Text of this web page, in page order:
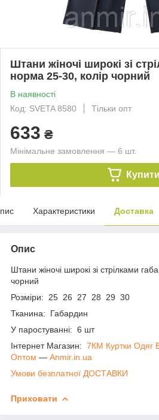
Штани жіночі широкі зі
норма 25-30, колір чорний
В наявності
Код: SVETA 8580
Тільки опт
633 ₴
Мінімальне замовлення — 6 шт.
Купити
Характеристики Доставка
Опис
Штани жіночі широкі зі стрілками
чорний
Розміри: 25 26 27 28 29 30
Тканина: Габардин
У паростуванні: 6 шт
Інтернет Магазин: 7КМ Куртки Одяг
Оптом ― Anmir.in.ua
Умови безплатної ДОСТАВКИ
Приховати